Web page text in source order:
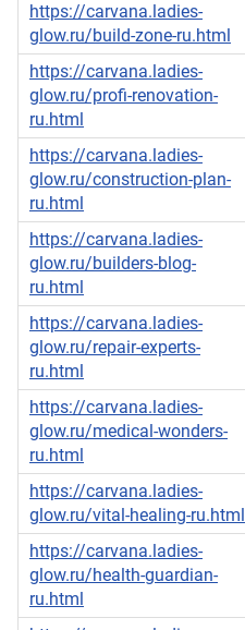
https://carvana.ladies-
glow.ru/build-zone-ru.html
https://carvana.ladies-
glow.ru/profi-renovation-
ru.html
https://carvana.ladies-
glow.ru/construction-plan-
ru.html
https://carvana.ladies-
glow.ru/builders-blog-
ru.html
https://carvana.ladies-
glow.ru/repair-experts-
ru.html
https://carvana.ladies-
glow.ru/medical-wonders-
ru.html
https://carvana.ladies-
glow.ru/vital-healing-ru.html
https://carvana.ladies-
glow.ru/health-guardian-
ru.html